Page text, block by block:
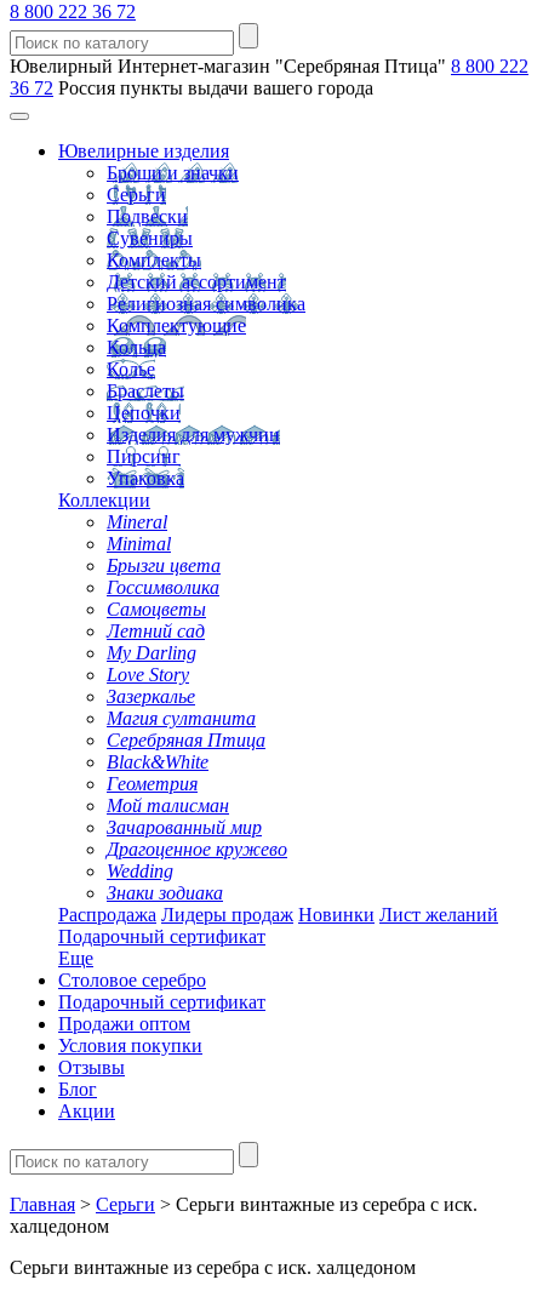
8 800 222 36 72
Ювелирный Интернет-магазин "Серебряная Птица" 8 800 222
36 72 Россия пункты выдачи вашего города
Ювелирные изделия
Броши и значки
Серьги
Подвески
Сувениры
Комплекты
Детский ассортимент
Религиозная символика
Комплектующие
Кольца
Колье
Браслеты
Цепочки
Изделия для мужчин
Пирсинг
Упаковка
Коллекции
Mineral
Minimal
Брызги цвета
Госсимволика
Самоцветы
Летний сад
My Darling
Love Story
Зазеркалье
Магия султанита
Серебряная Птица
Black&White
Геометрия
Мой талисман
Зачарованный мир
Драгоценное кружево
Wedding
Знаки зодиака
Распродажа Лидеры продаж Новинки Лист желаний
Подарочный сертификат
Еще
Столовое серебро
Подарочный сертификат
Продажи оптом
Условия покупки
Отзывы
Блог
Акции
Главная > Серьги > Серьги винтажные из серебра с иск.
халцедоном
Серьги винтажные из серебра с иск. халцедоном